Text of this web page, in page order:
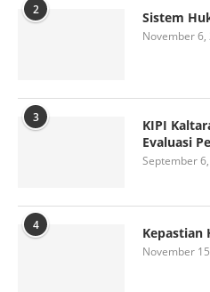
2 Sistem
November 6,
3
KIPI
Evaluasi
September
4 Kepastian
November